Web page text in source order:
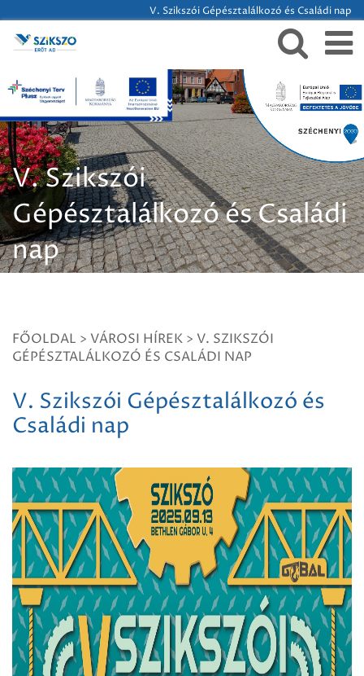
V. Szikszói Gépésztalálkozó és Családi nap
V. Szikszói
Gépésztalálkozó és Családi
nap
FŐOLDAL > VÁROSI HÍREK > V. SZIKSZÓI
GÉPÉSZTALÁLKOZÓ ÉS CSALÁDI NAP
V. Szikszói Gépésztalálkozó és
Családi nap